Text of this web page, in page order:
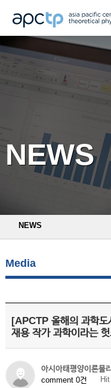
NEWS
NEWS
Media
[APCTP 올해의 과학
재용 작가 과학이라는 헛
아시아태평양이론물
comment 0건